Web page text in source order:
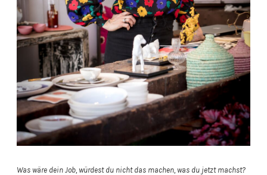
Was wäre dein Job, würdest du nicht das machen, was du jetzt machst?